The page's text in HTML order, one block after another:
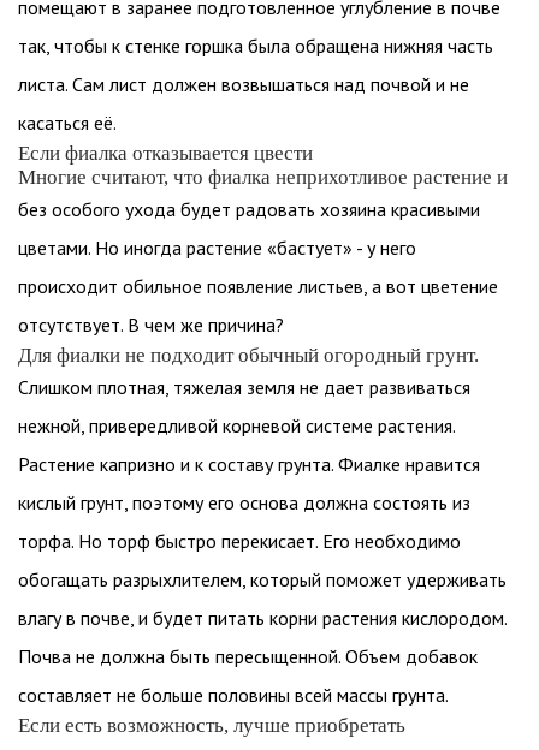
помещают в заранее подготовленное углубление в почве
так, чтобы к стенке горшка была обращена нижняя часть
листа. Сам лист должен возвышаться над почвой и не
касаться её.
Если фиалка отказывается цвести
Многие считают, что фиалка неприхотливое растение и
без особого ухода будет радовать хозяина красивыми
цветами. Но иногда растение «бастует» - у него
происходит обильное появление листьев, а вот цветение
отсутствует. В чем же причина?
Для фиалки не подходит обычный огородный грунт.
Слишком плотная, тяжелая земля не дает развиваться
нежной, привередливой корневой системе растения.
Растение капризно и к составу грунта. Фиалке нравится
кислый грунт, поэтому его основа должна состоять из
торфа. Но торф быстро перекисает. Его необходимо
обогащать разрыхлителем, который поможет удерживать
влагу в почве, и будет питать корни растения кислородом.
Почва не должна быть пересыщенной. Объем добавок
составляет не больше половины всей массы грунта.
Если есть возможность, лучше приобретать